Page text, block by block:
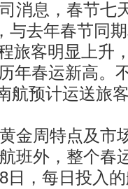
息，春节七
与去年春节同
旅客明显上升
年春运新高。
航预计运送旅
周特点及市
班外，整个春
日，每日投入